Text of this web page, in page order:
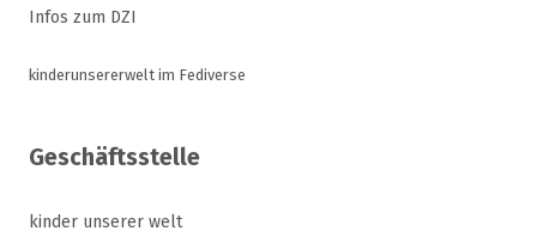
Infos zum DZI
kinderunsererwelt im Fediverse
Geschäftsstelle
kinder unserer welt